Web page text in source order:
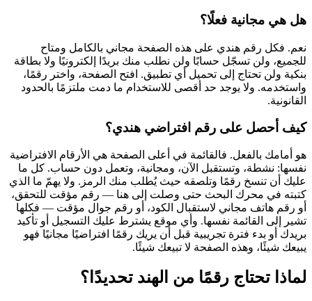
هل هي مجانية فعلًا؟
نعم. فكل رقم هندي على هذه الصفحة مجاني بالكامل ومتاح
للجميع، ولن تسجّل حسابًا ولن نطلب منك بريدًا إلكترونيًا ولا بطاقة
بنكية ولن تحتاج إلى تحميل أي تطبيق. افتح الصفحة، واختر رقمًا،
واستخدمه. ولا يوجد حد أقصى للاستخدام ما دمت ملتزمًا بالحدود
القانونية.
كيف أحصل على رقم افتراضي هندي؟
هو أمامك بالفعل. فالقائمة في أعلى الصفحة هي الأرقام الافتراضية
نفسها: نشطة، وتستقبل الآن، ومجانية، وتعمل دون حساب. كل ما
عليك أن تنسخ رقمًا وتلصقه حيث يُطلب منك الرمز. ولا يهمّ ما الذي
كتبته في محرك البحث حتى وصلت إلى هنا — رقم مؤقت للتحقق،
أو رقم هاتف مجاني لاستقبال الكود، أو رقم جوال مؤقت — فكلها
تشير إلى القائمة نفسها. وأي موقع يشترط عليك التسجيل أو تأكيد
بريدك أو بدء فترة تجريبية قبل أن يريك رقمًا افتراضيًا مجانيًا فهو
يبيعك شيئًا، وهذه الصفحة لا تبيعك شيئًا.
لماذا تحتاج رقمًا من الهند تحديدًا؟